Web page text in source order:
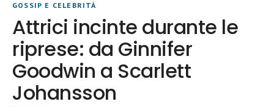
GOSSIP E CELEBRITÀ
Attrici incinte durante le
riprese: da Ginnifer
Goodwin a Scarlett
Johansson